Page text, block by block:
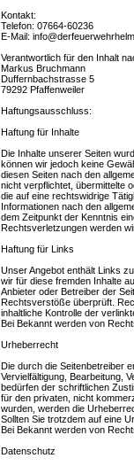
Kontakt:
Telefon: 07664-60236
E-Mail:
Verantwortlich für den Inhalt
Markus Bruchmann
Duffernbachstrasse 5
79292 Pfaffenweiler
Haftungsausschluss:
Haftung für Inhalte
Die Inhalte unserer Seiten
können wir jedoch keine
diesen Seiten nach den
nicht verpflichtet, übermittelte
die auf eine rechtswidrige
Informationen nach den
dem Zeitpunkt der Kenntnis
Rechtsverletzungen werden
Haftung für Links
Unser Angebot enthält Links
wir für diese fremden Inhalte
Anbieter oder Betreiber der
Rechtsverstöße überprüft.
inhaltliche Kontrolle der
Bei Bekannt werden von
Urheberrecht
Die durch die Seitenbetreiber
Vervielfältigung, Bearbeitung,
bedürfen der schriftlichen
für den privaten, nicht
wurden, werden die
Sollten Sie trotzdem auf eine
Bei Bekannt werden von
Datenschutz